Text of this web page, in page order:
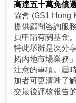
高達五十萬免償
協會 (GS1 Hong
提供顧問咨詢服
員申請有關基金
特此舉辦是次分
拓內地市場業務
注意的事項。屆
加者可更清晰了
交最後評核報告的